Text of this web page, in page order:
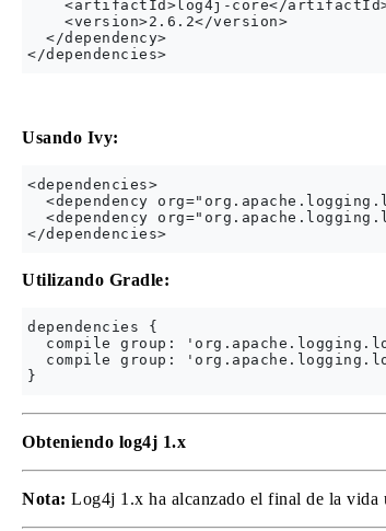
<artifactId>log4j-core</
    <version>2.6.2</version>
  </dependency>
Usando Ivy:
<dependencies>
<dependency
<dependency
Utilizando Gradle:
dependencies {
compile group:
compile group:
Obteniendo log4j 1.x
Nota: Log4j 1.x ha alcanzado el final de la